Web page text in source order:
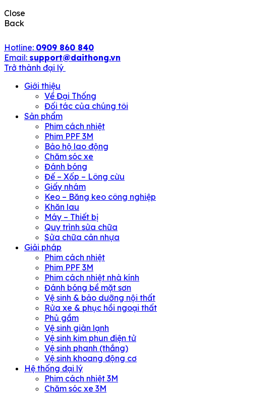
Close
Back
Hotline: 0909 860 840
Email: support@daithong.vn
Trở thành đại lý
Giới thiệu
Về Đại Thống
Đối tác của chúng tôi
Sản phẩm
Phim cách nhiệt
Phim PPF 3M
Bảo hộ lao động
Chăm sóc xe
Đánh bóng
Đế – Xốp – Lông cừu
Giấy nhám
Keo – Băng keo công nghiệp
Khăn lau
Máy – Thiết bị
Quy trình sửa chữa
Sửa chữa cản nhựa
Giải pháp
Phim cách nhiệt
Phim PPF 3M
Phim cách nhiệt nhà kính
Đánh bóng bề mặt sơn
Vệ sinh & bảo dưỡng nội thất
Rửa xe & phục hồi ngoại thất
Phủ gầm
Vệ sinh giàn lạnh
Vệ sinh kim phun điện tử
Vệ sinh phanh (thắng)
Vệ sinh khoang động cơ
Hệ thống đại lý
Phim cách nhiệt 3M
Chăm sóc xe 3M